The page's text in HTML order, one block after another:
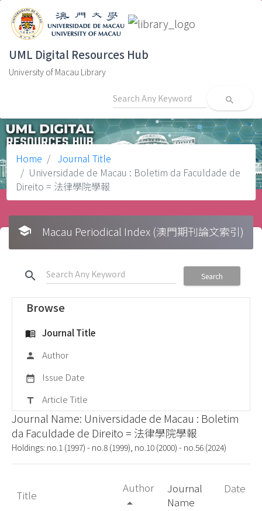
UML Digital Resources Hub
University of Macau Library
search
Home
Journal Title
Universidade de Macau : Boletim da Faculdade de
Direito = 法律學院學報
school Macau Periodical Index (澳門期刊論文索引)
search Search
Browse
menu_book Journal Title
person Author
date_range Issue Date
title Article Title
Journal Name: Universidade de Macau : Boletim
da Faculdade de Direito = 法律學院學報
Holdings: no.1 (1997) - no.8 (1999), no.10 (2000) - no.56 (2024)
Title
Author
arrow_drop_up
Journal
Name
Date